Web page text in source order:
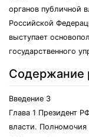
органов публичной
Российской
выступает
государственного
Содержание
Введение 3
Глава 1 Президент
власти. Полномочия